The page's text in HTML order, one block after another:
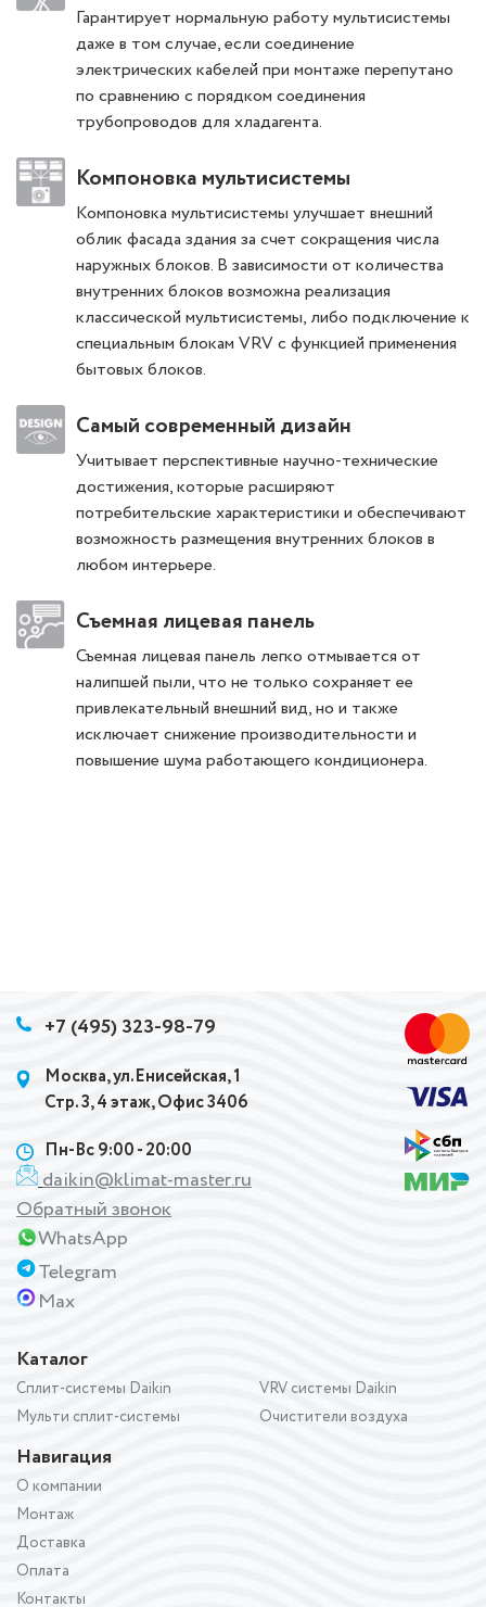
Гарантирует нормальную работу мультисистемы
даже в том случае, если соединение
электрических кабелей при монтаже перепутано
по сравнению с порядком соединения
трубопроводов для хладагента.
Компоновка мультисистемы
Компоновка мультисистемы улучшает внешний
облик фасада здания за счет сокращения числа
наружных блоков. В зависимости от количества
внутренних блоков возможна реализация
классической мультисистемы, либо подключение к
специальным блокам VRV с функцией применения
бытовых блоков.
Самый современный дизайн
Учитывает перспективные научно-технические
достижения, которые расширяют
потребительские характеристики и обеспечивают
возможность размещения внутренних блоков в
любом интерьере.
Съемная лицевая панель
Съемная лицевая панель легко отмывается от
налипшей пыли, что не только сохраняет ее
привлекательный внешний вид, но и также
исключает снижение производительности и
повышение шума работающего кондиционера.
Каталог
Сплит-системы Daikin
Мульти сплит-системы
VRV системы Daikin
Очистители воздуха
Навигация
О компании
Монтаж
Доставка
Оплата
Контакты
+7 (495) 323-98-79
Москва, ул.Енисейская, 1
Стр. 3, 4 этаж, Офис 3406
Пн-Вс 9:00 - 20:00
daikin@klimat-master.ru
Обратный звонок
WhatsApp
Telegram
Max